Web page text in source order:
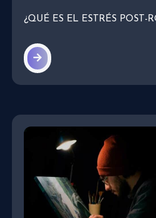
¿QUÉ ES EL ESTRÉS POST-